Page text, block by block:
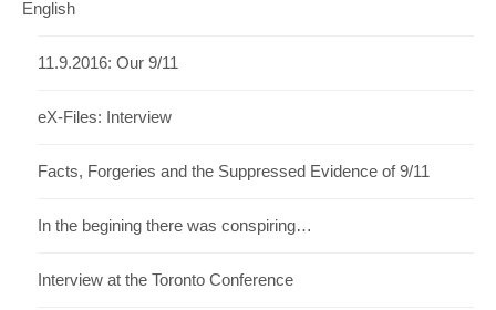
English
11.9.2016: Our 9/11
eX-Files: Interview
Facts, Forgeries and the Suppressed Evidence of 9/11
In the begining there was conspiring…
Interview at the Toronto Conference